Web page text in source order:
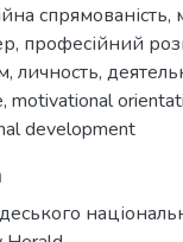
спрямованість,
, професійний
, личность,
, motivational
development